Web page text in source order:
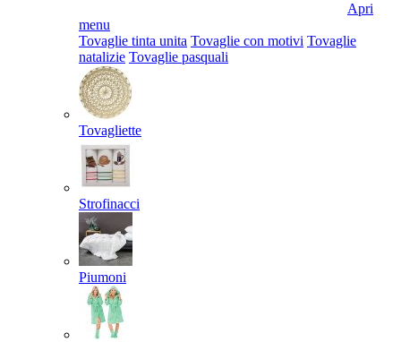
Apri
menu
Tovaglie tinta unita Tovaglie con motivi Tovaglie
natalizie Tovaglie pasquali
Tovagliette
Strofinacci
Piumoni